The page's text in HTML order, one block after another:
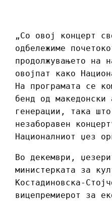
„Со овој концерт
одбележиме
продолжувањето на
овојпат како
На програмата се
бенд од македонски
генерации, така
незаборавен
Националниот џез
Во декември,
министерката за
Костадиновска-
вицепремиерот за